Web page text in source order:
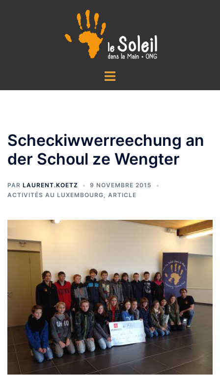
Ouvrir/fermer
Scheckiwwerreechung an
der Schoul ze Wengter
PAR LAURENT.KOETZ
9 NOVEMBRE 2015
ACTIVITÉS AU LUXEMBOURG, ARTICLE